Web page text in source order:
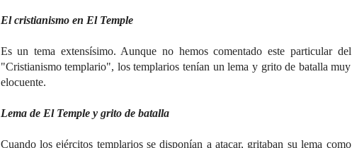
El cristianismo en El Temple
Es un tema extensísimo. Aunque no hemos comentado este particular del
"Cristianismo templario", los templarios tenían un lema y grito de batalla muy
elocuente.
Lema de El Temple y grito de batalla
Cuando los ejércitos templarios se disponían a atacar, gritaban su lema como